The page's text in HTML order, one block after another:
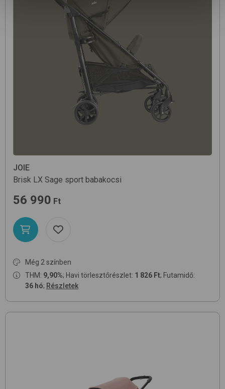
JOIE
Brisk LX Sage sport babakocsi
56 990 Ft
Még 2 színben
THM: 9,90%; Havi törlesztőrészlet: 1 826 Ft; Futamidő:
36 hó; Részletek